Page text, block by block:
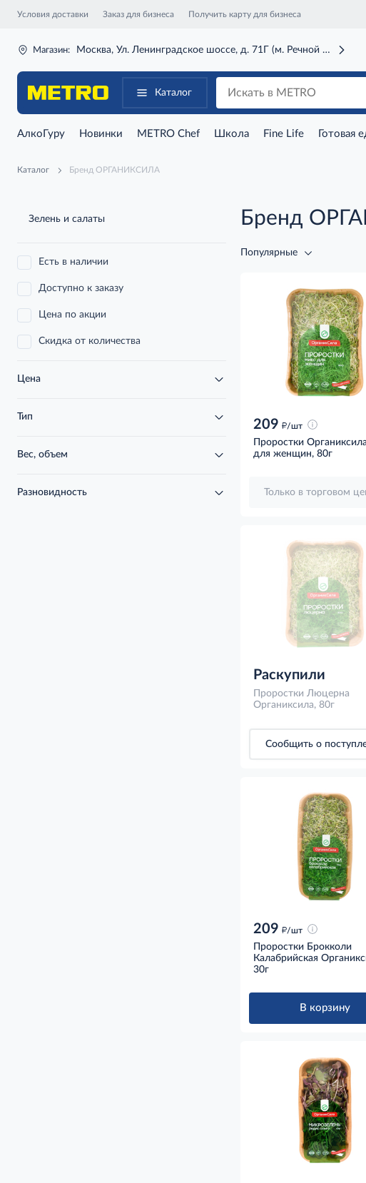
Условия доставки Заказ для бизнеса Получить карту для бизнеса
Магазин: Москва, Ул. Ленинградское шоссе, д. 71Г (м. Речной вокзал)
Каталог
АлкоГуру Новинки METRO Chef Школа Fine Life Готовая
Каталог Бренд ОРГАНИКСИЛА
Зелень и салаты
Есть в наличии
Доступно к заказу
Цена по акции
Скидка от количества
Цена
Тип
Вес, объем
Разновидность
Бренд
Популярные
209 д/шт
Проростки
для женщин, 80г
Только в торговом
Раскупили
Проростки Люцерна
Органиксила, 80г
Сообщить о
209 д/шт
Проростки Брокколи
Калабрийская
30г
В корзину